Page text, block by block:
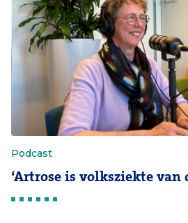
Podcast
‘Artrose is volksziekte van